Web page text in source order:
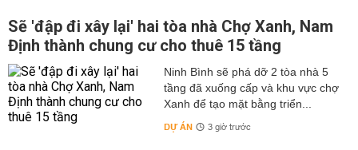
Sẽ 'đập đi xây lại' hai tòa nhà Chợ Xanh, Nam
Định thành chung cư cho thuê 15 tầng
Ninh Bình sẽ phá dỡ 2 tòa nhà 5
tầng đã xuống cấp và khu vực chợ
Xanh để tạo mặt bằng triển...
DỰ ÁN 3 giờ trước